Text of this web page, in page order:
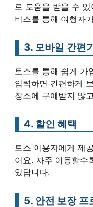
로 도움을 받을 수
비스를 통해 여행자
3. 모바일 간편
토스를 통해 쉽게 가
입력하면 간편하게
장소에 구애받지 않
4. 할인 혜택
토스 이용자에게 제
어요. 자주 이용할수
있답니다.
5. 안전 보장 프